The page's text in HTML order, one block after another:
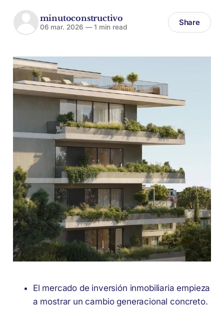
minutoconstructivo
06 mar. 2026 —1 min read Share
El mercado de inversión inmobiliaria empieza
a mostrar un cambio generacional concreto.